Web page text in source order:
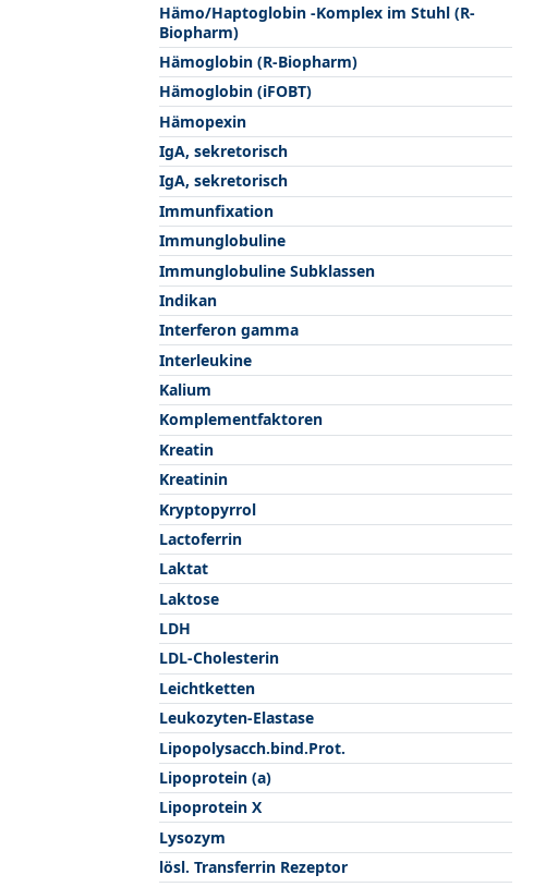
Hämo/Haptoglobin -Komplex im Stuhl (R-
Biopharm)
Hämoglobin (R-Biopharm)
Hämoglobin (iFOBT)
Hämopexin
IgA, sekretorisch
IgA, sekretorisch
Immunfixation
Immunglobuline
Immunglobuline Subklassen
Indikan
Interferon gamma
Interleukine
Kalium
Komplementfaktoren
Kreatin
Kreatinin
Kryptopyrrol
Lactoferrin
Laktat
Laktose
LDH
LDL-Cholesterin
Leichtketten
Leukozyten-Elastase
Lipopolysacch.bind.Prot.
Lipoprotein (a)
Lipoprotein X
Lysozym
lösl. Transferrin Rezeptor